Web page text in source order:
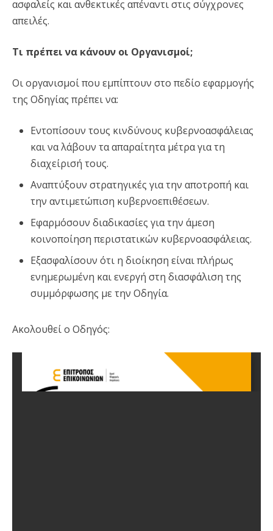
ασφαλείς και ανθεκτικές απέναντι στις σύγχρονες
απειλές.
Τι πρέπει να κάνουν οι Οργανισμοί;
Οι οργανισμοί που εμπίπτουν στο πεδίο εφαρμογής
της Οδηγίας πρέπει να:
Εντοπίσουν τους κινδύνους κυβερνοασφάλειας
και να λάβουν τα απαραίτητα μέτρα για τη
διαχείρισή τους.
Αναπτύξουν στρατηγικές για την αποτροπή και
την αντιμετώπιση κυβερνοεπιθέσεων.
Εφαρμόσουν διαδικασίες για την άμεση
κοινοποίηση περιστατικών κυβερνοασφάλειας.
Εξασφαλίσουν ότι η διοίκηση είναι πλήρως
ενημερωμένη και ενεργή στη διασφάλιση της
συμμόρφωσης με την Οδηγία.
Ακολουθεί ο Οδηγός: